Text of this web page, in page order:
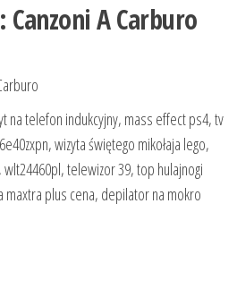
Canzoni A Carburo
na telefon indukcyjny, mass effect ps4, tv
wizyta świętego mikołaja lego,
telewizor 39, top hulajnogi
maxtra plus cena, depilator na mokro